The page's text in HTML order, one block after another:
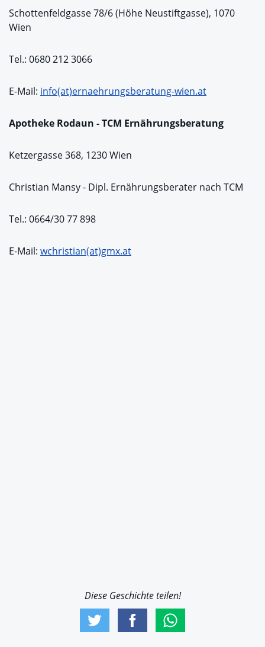
Schottenfeldgasse 78/6 (Höhe Neustiftgasse), 1070
Wien
Tel.: 0680 212 3066
E-Mail: info(at)ernaehrungsberatung-wien.at
Apotheke Rodaun - TCM Ernährungsberatung
Ketzergasse 368, 1230 Wien
Christian Mansy - Dipl. Ernährungsberater nach TCM
Tel.: 0664/30 77 898
E-Mail: wchristian(at)gmx.at
Diese Geschichte teilen!